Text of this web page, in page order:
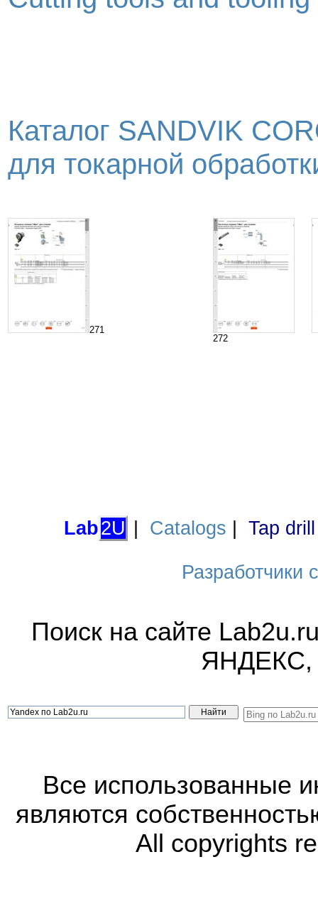
Каталог SANDVIK
для токарной
271
272
Lab2U Catalogs Tap
Разработчики
Поиск на сайте
ЯНДЕКС,
Все использованные
являются
All copyrights